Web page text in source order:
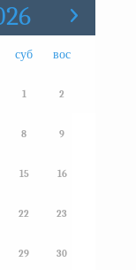
суб вос
1 2
8 9
15 16
22 23
29 30